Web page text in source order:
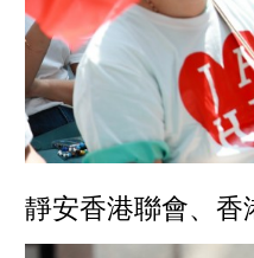
靜安香港聯會、香